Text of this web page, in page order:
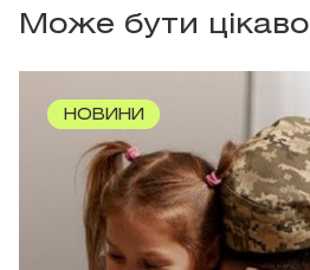
Може бути цікаво
НОВИНИ